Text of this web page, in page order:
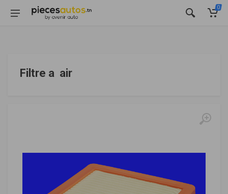
0
Filtre a air